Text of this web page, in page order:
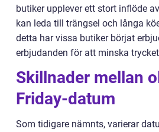
butiker upplever ett stort inflöde
kan leda till trängsel och långa
detta har vissa butiker börjat
erbjudanden för att minska
Skillnader mellan
Friday-datum
Som tidigare nämnts, varierar